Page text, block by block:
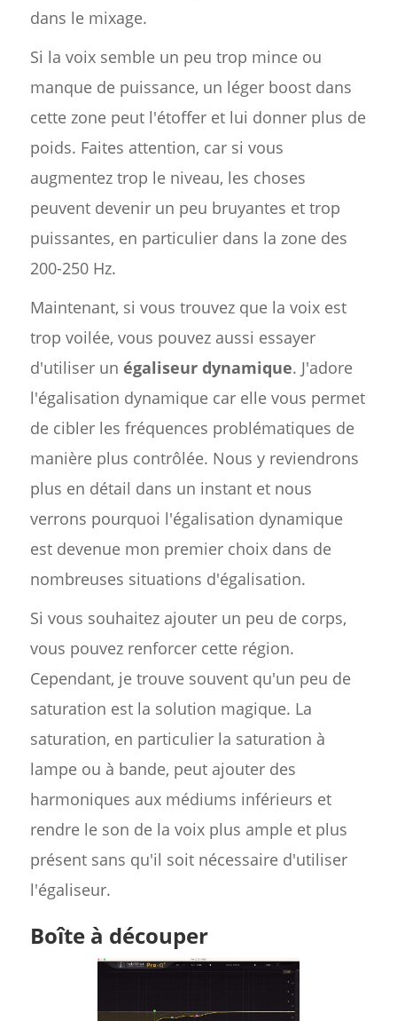
dans le mixage.
Si la voix semble un peu trop mince ou
manque de puissance, un léger boost dans
cette zone peut l'étoffer et lui donner plus de
poids. Faites attention, car si vous
augmentez trop le niveau, les choses
peuvent devenir un peu bruyantes et trop
puissantes, en particulier dans la zone des
200-250 Hz.
Maintenant, si vous trouvez que la voix est
trop voilée, vous pouvez aussi essayer
d'utiliser un égaliseur dynamique. J'adore
l'égalisation dynamique car elle vous permet
de cibler les fréquences problématiques de
manière plus contrôlée. Nous y reviendrons
plus en détail dans un instant et nous
verrons pourquoi l'égalisation dynamique
est devenue mon premier choix dans de
nombreuses situations d'égalisation.
Si vous souhaitez ajouter un peu de corps,
vous pouvez renforcer cette région.
Cependant, je trouve souvent qu'un peu de
saturation est la solution magique. La
saturation, en particulier la saturation à
lampe ou à bande, peut ajouter des
harmoniques aux médiums inférieurs et
rendre le son de la voix plus ample et plus
présent sans qu'il soit nécessaire d'utiliser
l'égaliseur.
Boîte à découper